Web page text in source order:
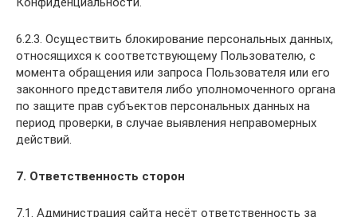
6.2.3. Осуществить блокирование персональных данных,
относящихся к соответствующему Пользователю, с
момента обращения или запроса Пользователя или его
законного представителя либо уполномоченного органа
по защите прав субъектов персональных данных на
период проверки, в случае выявления неправомерных
действий.
7. Ответственность сторон
7.1. Администрация сайта несёт ответственность за